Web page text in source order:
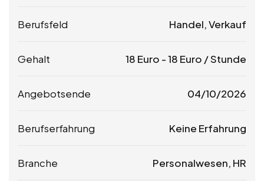
Berufsfeld Handel, Verkauf
Gehalt 18 Euro -18 Euro / Stunde
Angebotsende 04/10/2026
Berufserfahrung Keine Erfahrung
Branche Personalwesen, HR